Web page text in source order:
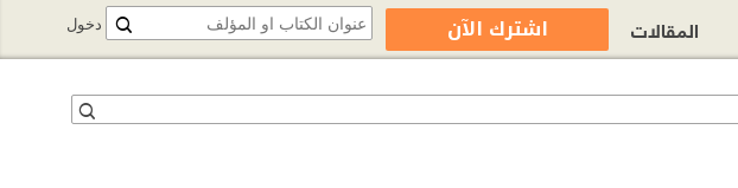
دخول المقالات اشترك الآن